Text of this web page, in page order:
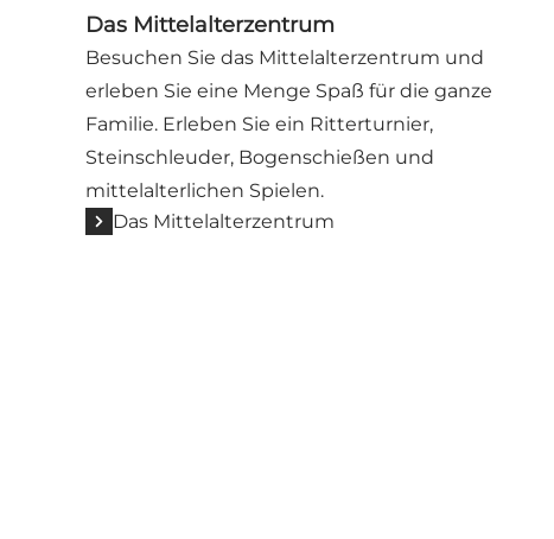
Das Mittelalterzentrum
Besuchen Sie das Mittelalterzentrum und
erleben Sie eine Menge Spaß für die ganze
Familie. Erleben Sie ein Ritterturnier,
Steinschleuder, Bogenschießen und
mittelalterlichen Spielen.
Das Mittelalterzentrum